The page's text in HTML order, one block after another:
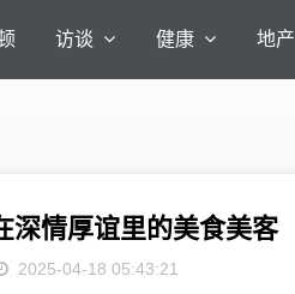
访谈 健康 地产
深情厚谊里的美食美客
2025-04-18 05:43:21